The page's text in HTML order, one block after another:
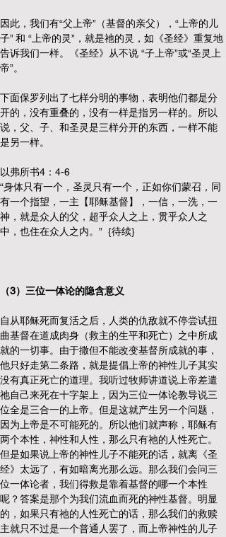
因此，我们有“父上帝”（基督的亲父），“上帝的儿
子” 和 “上帝的灵”，就是祂的灵，如《圣经》重复地
告诉我们一样。《圣经》从不说 “子上帝”或“圣灵上
帝”。
下面保罗列出了七样分明的事物，表明他们都是分
开的，没有重叠的，没有一样是指另一样的。所以
说，父、子、和圣灵是三样分开的东西，一样不能
是另一样。
以弗所书4：4-6
“身体只有一个，圣灵只有一个，正如你们蒙召，同
有一个指望，一主【耶稣基督】，一信，一洗，一
神，就是众人的父，超乎众人之上，贯乎众人之
中，也住在众人之内。”  {待续}
（3）三位一体论的隐含意义
自从耶稣死而复活之后，人类的仇敌就不停尝试扭
曲基督在道成肉身（救主的生平和死亡）之中所成
就的一切事。由于撒但不能改变基督所成就的事，
他只好走第二条路，就是提倡上帝的神性儿子其实
没有真正死亡的道理。我听过牧师讲道说上帝差遣
祂自己来死在十字架上，因为三位一体论教导说三
位全是三合一的上帝。但是这就产生另一个问题，
因为上帝是不可能死的。所以他们就声称，耶稣有
两个本性，神性和人性，那么只有祂的人性死亡。
但是如果说上帝的神性儿子不能死的话，就离《圣
经》太远了，有如暗离光那么远。那么我们会问三
位一体论者，我们得救是靠着基督的哪一个本性
呢？答案是那个为我们流血而死的神性基督。明显
的，如果只有祂的人性死亡的话，那么我们的救赎
主就只不过是一个普通人罢了，而上帝神性的儿子